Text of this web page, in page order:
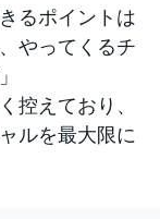
るポイントは
やってくるチ
控えており、
ルを最大限に